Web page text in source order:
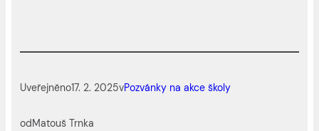
Uveřejněno17. 2. 2025vPozvánky na akce školy
odMatouš Trnka